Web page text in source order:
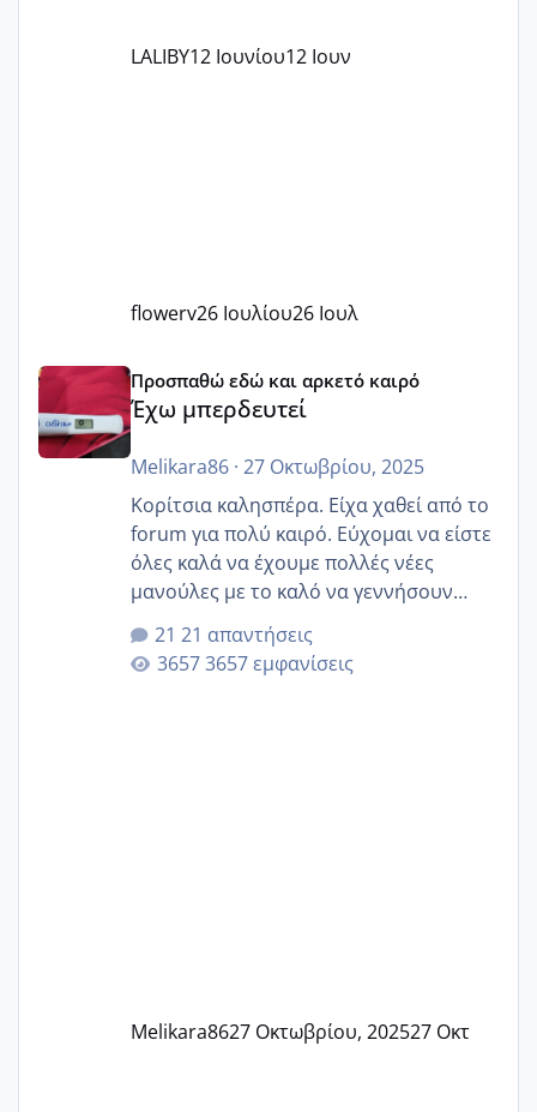
LALIBY12 Ιουνίου12 Ιουν
flowerv26 Ιουλίου26 Ιουλ
Έχω μπερδευτεί
Προσπαθώ εδώ και αρκετό καιρό
Έχω μπερδευτεί
Melikara86· 27 Οκτωβρίου, 2025
Κορίτσια καλησπέρα. Είχα χαθεί από το
forum για πολύ καιρό. Εύχομαι να είστε
όλες καλά να έχουμε πολλές νέες
μανούλες με το καλό να γεννήσουν
αυτές που ήδη περιμένουν. Να πάρουν
γερα μωράκια στην αγκαλίτσα τους
🙏🏼🙏🏼 Ας πάμε λοιπόν στο θέμα μου.
21 απαντήσεις
3657 εμφανίσεις
Melikara8627 Οκτωβρίου, 202527 Οκτ